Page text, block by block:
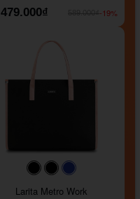
479.000₫
-19%
#000000#000000
Larita Metro Work